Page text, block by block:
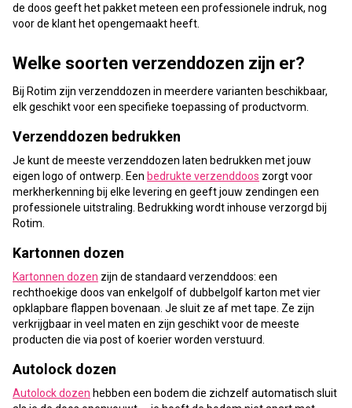
de doos geeft het pakket meteen een professionele indruk, nog
voor de klant het opengemaakt heeft.
Welke soorten verzenddozen zijn er?
Bij Rotim zijn verzenddozen in meerdere varianten beschikbaar,
elk geschikt voor een specifieke toepassing of productvorm.
Verzenddozen bedrukken
Je kunt de meeste verzenddozen laten bedrukken met jouw
eigen logo of ontwerp. Een bedrukte verzenddoos zorgt voor
merkherkenning bij elke levering en geeft jouw zendingen een
professionele uitstraling. Bedrukking wordt inhouse verzorgd bij
Rotim.
Kartonnen dozen
Kartonnen dozen zijn de standaard verzenddoos: een
rechthoekige doos van enkelgolf of dubbelgolf karton met vier
opklapbare flappen bovenaan. Je sluit ze af met tape. Ze zijn
verkrijgbaar in veel maten en zijn geschikt voor de meeste
producten die via post of koerier worden verstuurd.
Autolock dozen
Autolock dozen hebben een bodem die zichzelf automatisch sluit